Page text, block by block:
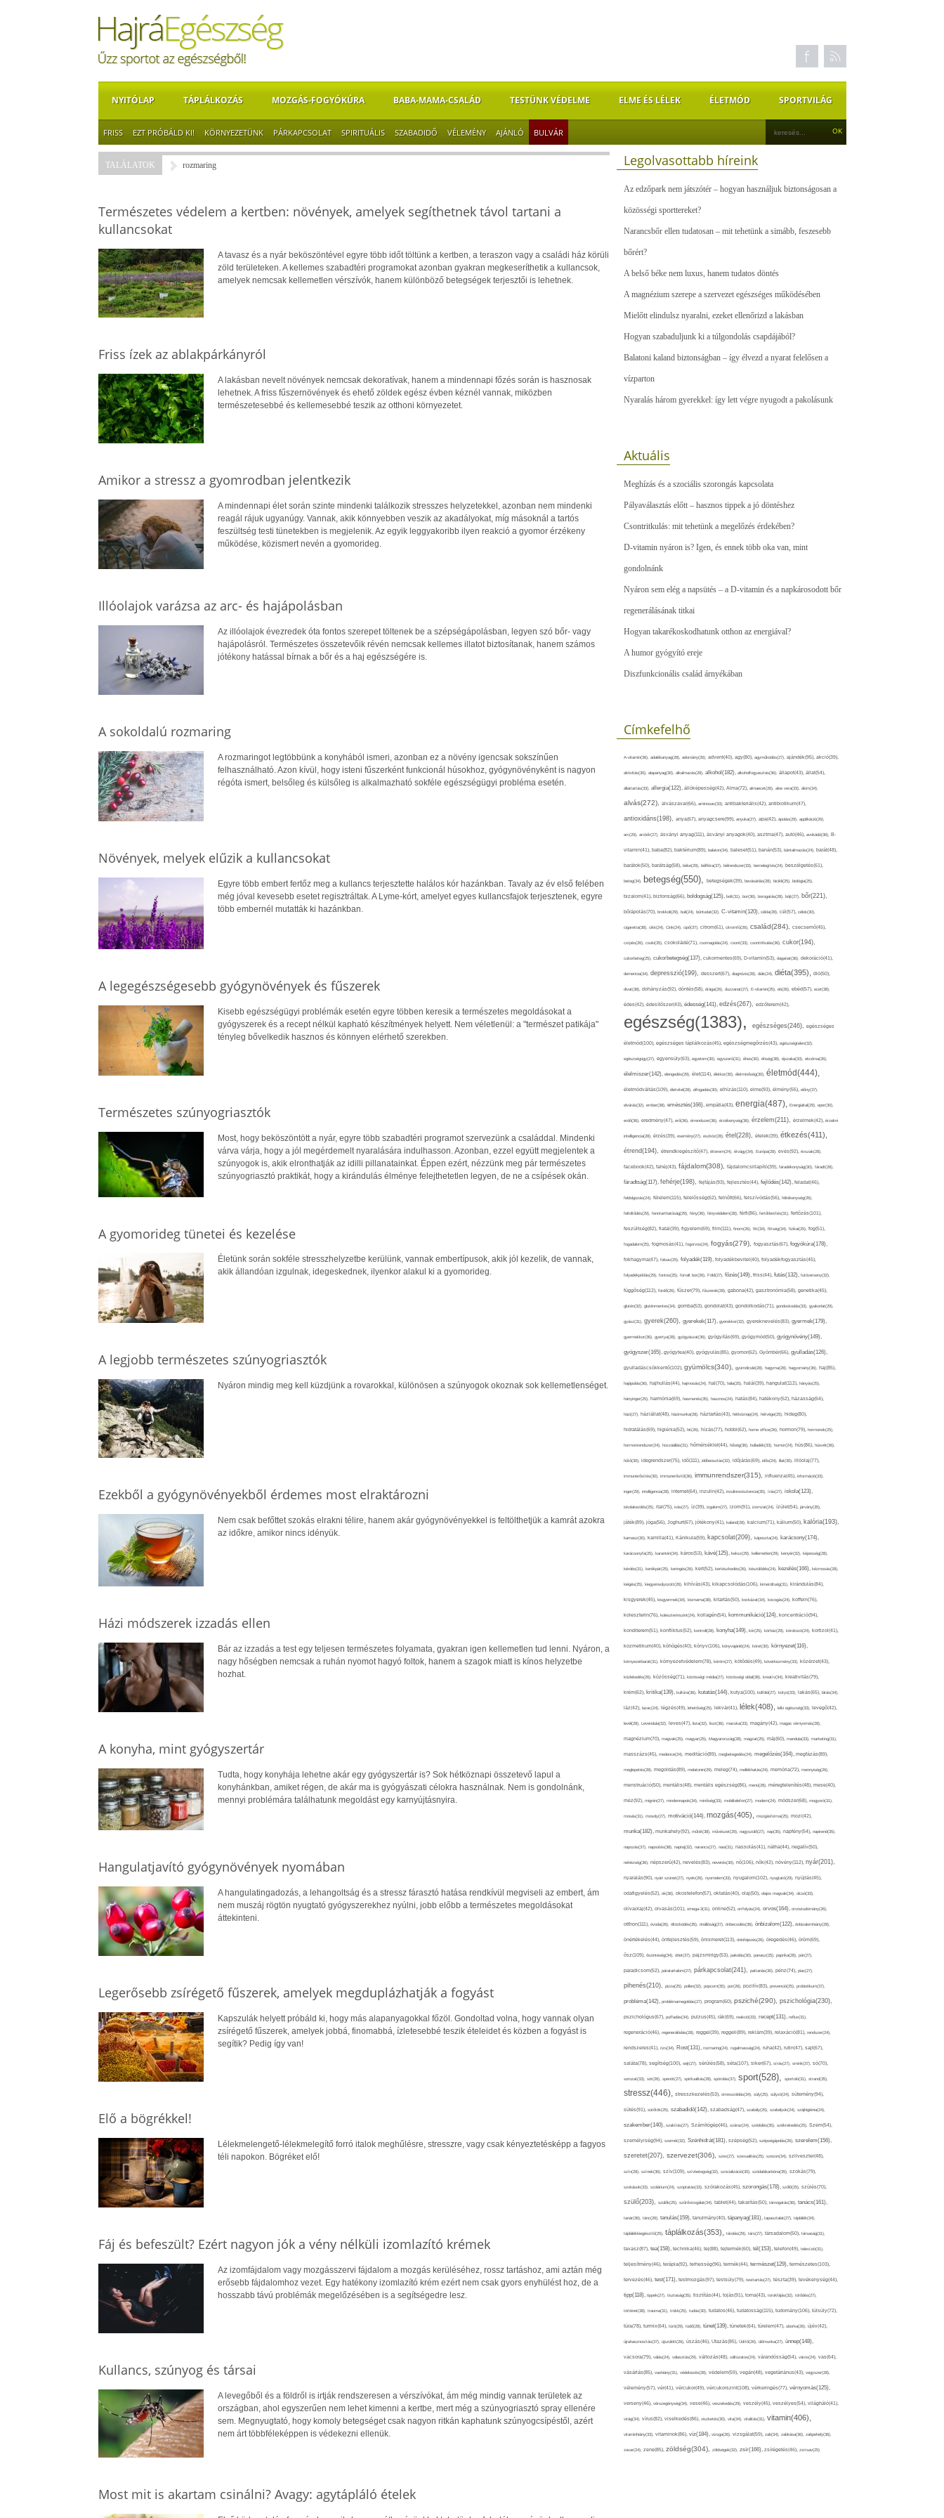
NYITÓLAP TÁPLÁLKOZÁS MOZGÁS-FOGYÓKÚRA BABA-MAMA-CSALÁD TESTÜNK VÉDELME ELME ÉS LÉLEK ÉLETMÓD SPORTVILÁG
FRISS EZT PRÓBÁLD KI! KÖRNYEZETÜNK PÁRKAPCSOLAT SPIRITUÁLIS SZABADIDŐ VÉLEMÉNY AJÁNLÓ BULVÁR
TALÁLATOK rozmaring
Természetes védelem a kertben: növények, amelyek segíthetnek távol tartani a
kullancsokat
A tavasz és a nyár beköszöntével egyre több időt töltünk a kertben, a teraszon vagy a családi ház körüli
zöld területeken. A kellemes szabadtéri programokat azonban gyakran megkeseríthetik a kullancsok,
amelyek nemcsak kellemetlen vérszívók, hanem különböző betegségek terjesztői is lehetnek.
Friss ízek az ablakpárkányról
A lakásban nevelt növények nemcsak dekoratívak, hanem a mindennapi főzés során is hasznosak
lehetnek. A friss fűszernövények és ehető zöldek egész évben kéznél vannak, miközben
természetesebbé és kellemesebbé teszik az otthoni környezetet.
Amikor a stressz a gyomrodban jelentkezik
A mindennapi élet során szinte mindenki találkozik stresszes helyzetekkel, azonban nem mindenki
reagál rájuk ugyanúgy. Vannak, akik könnyebben veszik az akadályokat, míg másoknál a tartós
feszültség testi tünetekben is megjelenik. Az egyik leggyakoribb ilyen reakció a gyomor érzékeny
működése, közismert nevén a gyomorideg.
Illóolajok varázsa az arc- és hajápolásban
Az illóolajok évezredek óta fontos szerepet töltenek be a szépségápolásban, legyen szó bőr- vagy
hajápolásról. Természetes összetevőik révén nemcsak kellemes illatot biztosítanak, hanem számos
jótékony hatással bírnak a bőr és a haj egészségére is.
A sokoldalú rozmaring
A rozmaringot legtöbbünk a konyhából ismeri, azonban ez a növény igencsak sokszínűen
felhasználható. Azon kívül, hogy isteni fűszerként funkcionál húsokhoz, gyógynövényként is nagyon
régóta ismert, belsőleg és külsőleg is alkalmazható sokféle egészségügyi probléma esetén.
Növények, melyek elűzik a kullancsokat
Egyre több embert fertőz meg a kullancs terjesztette halálos kór hazánkban. Tavaly az év első felében
még jóval kevesebb esetet regisztráltak. A Lyme-kórt, amelyet egyes kullancsfajok terjesztenek, egyre
több embernél mutatták ki hazánkban.
A legegészségesebb gyógynövények és fűszerek
Kisebb egészségügyi problémák esetén egyre többen keresik a természetes megoldásokat a
gyógyszerek és a recept nélkül kapható készítmények helyett. Nem véletlenül: a "természet patikája"
tényleg bővelkedik hasznos és könnyen elérhető szerekben.
Természetes szúnyogriasztók
Most, hogy beköszöntött a nyár, egyre több szabadtéri programot szervezünk a családdal. Mindenki
várva várja, hogy a jól megérdemelt nyaralására indulhasson. Azonban, ezzel együtt megjelentek a
szúnyogok is, akik elronthatják az idilli pillanatainkat. Éppen ezért, nézzünk meg pár természetes
szúnyogriasztó praktikát, hogy a kirándulás élménye felejthetetlen legyen, de ne a csípések okán.
A gyomorideg tünetei és kezelése
Életünk során sokféle stresszhelyzetbe kerülünk, vannak embertípusok, akik jól kezelik, de vannak,
akik állandóan izgulnak, idegeskednek, ilyenkor alakul ki a gyomorideg.
A legjobb természetes szúnyogriasztók
Nyáron mindig meg kell küzdjünk a rovarokkal, különösen a szúnyogok okoznak sok kellemetlenséget.
Ezekből a gyógynövényekből érdemes most elraktározni
Nem csak befőttet szokás elrakni télire, hanem akár gyógynövényekkel is feltölthetjük a kamrát azokra
az időkre, amikor nincs idényük.
Házi módszerek izzadás ellen
Bár az izzadás a test egy teljesen természetes folyamata, gyakran igen kellemetlen tud lenni. Nyáron, a
nagy hőségben nemcsak a ruhán nyomot hagyó foltok, hanem a szagok miatt is kínos helyzetbe
hozhat.
A konyha, mint gyógyszertár
Tudta, hogy konyhája lehetne akár egy gyógyszertár is? Sok hétköznapi összetevő lapul a
konyhánkban, amiket régen, de akár ma is gyógyászati célokra használnak. Nem is gondolnánk,
mennyi problémára találhatunk megoldást egy karnyújtásnyira.
Hangulatjavító gyógynövények nyomában
A hangulatingadozás, a lehangoltság és a stressz fárasztó hatása rendkívül megviseli az embert, ám
nem muszáj rögtön nyugtató gyógyszerekhez nyúlni, jobb előbb a természetes megoldásokat
áttekinteni.
Legerősebb zsírégető fűszerek, amelyek megduplázhatják a fogyást
Kapszulák helyett próbáld ki, hogy más alapanyagokkal főzöl. Gondoltad volna, hogy vannak olyan
zsírégető fűszerek, amelyek jobbá, finomabbá, ízletesebbé teszik ételeidet és közben a fogyást is
segítik? Pedig így van!
Elő a bögrékkel!
Lélekmelengető-lélekmelegítő forró italok meghűlésre, stresszre, vagy csak kényeztetésképp a fagyos
téli napokon. Bögréket elő!
Fáj és befeszült? Ezért nagyon jók a vény nélküli izomlazító krémek
Az izomfájdalom vagy mozgásszervi fájdalom a mozgás kerüléséhez, rossz tartáshoz, ami aztán még
erősebb fájdalomhoz vezet. Egy hatékony izomlazító krém ezért nem csak gyors enyhülést hoz, de a
hosszabb távú problémák megelőzésében is a segítségedre lesz.
Kullancs, szúnyog és társai
A levegőből és a földről is irtják rendszeresen a vérszívókat, ám még mindig vannak területek az
országban, ahol egyszerűen nem lehet kimenni a kertbe, mert még a szúnyogriasztó spray ellenére
sem. Megnyugtató, hogy komoly betegséget csak nagyon ritkán kaphatunk szúnyogcsípéstől, azért
nem árt többféleképpen is védekezni ellenük.
Most mit is akartam csinálni? Avagy: agytápláló ételek
Legolvasottabb híreink
Az edzőpark nem játszótér – hogyan használjuk biztonságosan a
közösségi sporttereket?
Narancsbőr ellen tudatosan – mit tehetünk a simább, feszesebb
bőrért?
A belső béke nem luxus, hanem tudatos döntés
A magnézium szerepe a szervezet egészséges működésében
Mielőtt elindulsz nyaralni, ezeket ellenőrizd a lakásban
Hogyan szabaduljunk ki a túlgondolás csapdájából?
Balatoni kaland biztonságban – így élvezd a nyarat felelősen a
vízparton
Nyaralás három gyerekkel: így lett végre nyugodt a pakolásunk
Aktuális
Meghízás és a szociális szorongás kapcsolata
Pályaválasztás előtt – hasznos tippek a jó döntéshez
Csontritkulás: mit tehetünk a megelőzés érdekében?
D-vitamin nyáron is? Igen, és ennek több oka van, mint
gondolnánk
Nyáron sem elég a napsütés – a D-vitamin és a napkárosodott bőr
regenerálásának titkai
Hogyan takarékoskodhatunk otthon az energiával?
A humor gyógyító ereje
Diszfunkcionális család árnyékában
Címkefelhő
A-vitamin(36), adalékanyag(28), adomány(26), advent(40), agy(80), agyműködés(27), ajándék(95), akció(39),
aktivitás(30), alapanyag(30), alkalmazás(28), alkohol(182), alkoholfogyasztás(36), állapot(43), állat(54),
állattartás(33), allergia(122), állóképesség(42), Alma(72), almaecet(26), aloe vera(33), álom(34),
alvás(272), alvászavar(66), aminosav(33), antibakteriális(42), antibiotikum(47),
antioxidáns(198), anya(67), anyagcsere(99), anyuka(27), apa(42), ápolás(29), applikáció(26),
arc(29), arcbőr(27), ásványi anyag(111), ásványi anyagok(40), asztma(47), autó(46), avokádó(36), B-
vitamin(41), baba(82), baktérium(89), balaton(34), baleset(51), banán(53), bántalmazás(24), barát(48),
barátok(50), barátság(58), béke(29), bélflóra(37), bélrendszer(33), bemelegítés(24), beszélgetés(61),
beteg(34), betegség(550), betegségek(39), bevásárlás(28), bicikli(25), biológia(25),
bizalom(41), biztonság(66), boldogság(125), bolt(31), bor(36), borogatás(28), böjt(27), bőr(221),
bőrápolás(70), brokkoli(29), buli(24), bűntudat(32), C-vitamin(120), cékla(28), cél(57), célok(30),
cigaretta(38), cikk(24), Cink(24), cipő(37), citrom(61), citromfű(26), család(284), csecsemő(45),
csípés(26), csoki(35), csokoládé(71), csomagolás(24), csont(33), csontritkulás(36), cukor(194),
cukorbeteg(25), cukorbetegség(137), cukormentes(69), D-vitamin(53), daganat(36), dekoráció(41),
demencia(34), depresszió(199), desszert(67), diagnózis(28), diák(24), diéta(395), dió(50),
divat(38), dohányzás(92), döntés(58), drága(26), duzzanat(27), E-vitamin(25), eb(26), ebéd(57), ecet(38),
édes(42), édesítőszer(43), édesség(141), edzés(267), edzőterem(42),
egészség(1383), egészséges(246), egészséges
életmód(100), egészséges táplálkozás(45), egészségmegőrzés(43), egészségtelen(32),
egészségügy(27), egyensúly(63), egyetem(30), egyszerű(31), éhes(30), éhség(38), éjszaka(33), ekcéma(26),
élelmiszer(142), elengedés(29), élet(114), életkor(30), életminőség(30), életmód(444),
életmódváltás(109), életvitel(28), elfogadás(30), elhízás(110), elme(93), élmény(55), előny(37),
elvárás(32), ember(38), emésztés(166), empátia(43), energia(487), Energiaital(29), eper(30),
erdő(36), eredmény(47), erő(36), érrendszer(36), érzékenység(36), érzelem(211), érzelmek(42), érzelmi
intelligencia(28), érzés(39), esemény(27), eszköz(28), étel(228), ételek(39), étkezés(411),
étrend(194), étrendkiegészítő(47), étterem(24), étvágy(34), Európa(28), evés(92), évszak(28),
facebook(42), fahéj(43), fájdalom(308), fájdalomcsillapító(39), fáradékonyság(30), fáradt(28),
fáradtság(117), fehérje(198), fejfájás(93), fejlesztés(44), fejlődés(142), feladat(46),
feldolgozás(24), félelem(115), felelősség(62), felnőtt(66), felszívódás(56), féltékenység(26),
feltöltődés(29), fenntarthatóság(29), fény(36), fényvédelem(28), férfi(86), fertőtlenítés(31), fertőzés(101),
feszültség(82), fiatal(39), figyelem(69), film(111), finom(26), fitt(34), fittség(34), fizikai(25), fog(51),
fogadalom(25), fogmosás(41), fogorvos(24), fogyás(279), fogyasztás(67), fogyókúra(178),
fokhagyma(47), folsav(25), folyadék(119), folyadékbevitel(40), folyadékfogyasztás(45),
folyadékpótlás(29), fontos(25), forralt bor(26), Föld(27), főzés(149), friss(44), futás(132), futóverseny(32),
függőség(112), fürdő(26), fűszer(79), fűszerek(28), gabona(42), gasztronómia(58), genetika(45),
glutén(32), gluténmentes(34), gomba(53), gondolat(43), gondolkodás(71), gondoskodás(33), gyakorlat(29),
gyász(31), gyerek(260), gyerekek(117), gyerekkor(32), gyereknevelés(83), gyermek(179),
gyermekkor(36), gyertya(28), gyógyászat(36), gyógyítás(69), gyógymód(50), gyógynövény(149),
gyógyszer(165), gyógytea(40), gyógyulás(85), gyomor(62), Gyömbér(66), gyulladás(126),
gyulladáscsökkentő(102), gyümölcs(340), gyümölcslé(28), hagyma(28), hagyomány(36), haj(85),
hajápolás(36), hajhullás(44), hajmosás(24), hal(70), hála(25), halál(39), hangulat(112), hányás(25),
hányinger(25), harmónia(69), hasmenés(35), hasznos(24), hatás(84), hatékony(52), házasság(64),
házi(27), háziállat(48), házimunka(28), háztartás(43), hétköznap(24), hétvége(25), hideg(80),
hidratálás(69), higiénia(52), hit(26), hízás(77), hobbi(62), home office(26), hormon(79), hormonok(25),
hormonrendszer(24), hozzáállás(31), hőmérséklet(44), hőség(36), hulladék(33), humor(24), hús(86), húsvét(36),
hűtő(30), idegrendszer(75), idő(111), időbeosztás(32), időjárás(69), idős(24), illat(30), illóolaj(77),
immunerősítés(30), immunerősítő(36), immunrendszer(315), influenza(45), információ(33),
inger(29), intelligencia(28), internet(64), inzulin(42), inzulinrezisztencia(35), írás(27), iskola(123),
iskolakezdés(25), ital(75), ivás(27), íz(39), izgalom(27), izom(91), izomzat(24), ízület(54), járvány(35),
játék(89), jóga(56), Joghurt(67), jótékony(41), kaland(28), kalcium(71), kálium(50), kalória(193),
kamasz(30), kamilla(41), Kánikula(59), kapcsolat(209), káposzta(24), karácsony(174),
karácsonyfa(25), karantén(34), káros(53), kávé(125), keksz(29), kellemetlen(29), kenyér(32), képesség(28),
kérdés(31), kerékpár(25), keringés(26), kert(52), kertészkedés(26), készülődés(24), kezelés(166), kézmosás(28),
kiégés(25), kiegyensúlyozott(26), kihívás(43), kikapcsolódás(106), kimerültség(31), kirándulás(84),
kisgyerek(45), kisgyermek(34), kismama(38), kitartás(50), kockázat(34), kocogás(24), koffein(76),
koleszterin(76), koleszterinszint(24), kollagén(54), kommunikáció(124), koncentráció(94),
konditerem(51), konfliktus(52), kontroll(28), konyha(149), kór(25), kórház(29), kórokozó(24), kortizol(41),
kozmetikum(40), köhögés(40), könyv(106), könyvajánló(24), köret(30), környezet(116),
környezetbarát(31), környezetvédelem(78), köröm(27), kötődés(49), következmény(33), közérzet(43),
közlekedés(26), közösség(71), közösségi média(27), közösségi oldal(38), kreatív(34), kreativitás(79),
krém(62), kritika(139), kultúra(36), kutatás(144), kutya(100), külföld(27), kütyü(33), lakás(65), látás(34),
láz(42), lazac(24), légzés(49), lehetőség(25), lekvár(41), lélek(408), lelki egészség(33), levegő(42),
levél(28), Levendula(32), leves(47), lista(32), liszt(36), macska(33), magány(42), magas vérnyomás(28),
magnézium(70), magvak(25), magyar(25), Magyarország(28), magzat(25), máj(60), mandula(33), marketing(31),
masszázs(45), medence(24), meditáció(89), megbetegedés(24), megelőzés(164), megfázás(89),
meglepetés(28), megoldás(89), melatonin(29), meleg(74), mellékhatás(24), memória(72), mennyiség(26),
menstruáció(50), mentális(48), mentális egészség(86), menü(28), méregtelenítés(48), mese(40),
méz(92), migrén(27), mindennapok(34), minőség(33), mobiltelefon(27), modern(24), módszer(68), mogyoró(31),
mosás(31), mosoly(27), motiváció(144), mozgás(405), mozgásforma(25), mozi(42),
munka(182), munkahely(92), műtét(38), művészet(29), nagyszülő(27), nap(35), napfény(54), napirend(35),
napozás(37), napsütés(38), naptej(32), narancs(27), nasi(31), nassolás(41), nátha(44), negatív(50),
nehézség(36), népszerű(42), nevelés(83), nevetés(30), nő(106), nők(42), növény(112), nyár(201),
nyaralás(90), nyári szünet(27), nyelv(26), nyomelem(33), nyugalom(102), nyugtató(29), nyújtás(45),
odafigyelés(52), ok(36), okostelefon(57), oktatás(40), olaj(50), olajos magvak(34), olcsó(33),
olívaolaj(42), olvasás(101), omega-3(31), online(52), orrfolyás(24), orvos(164), orvostudomány(26),
otthon(111), óvoda(26), öltözködés(35), önállóság(27), önbecsülés(36), önbizalom(122), önbizalomhiány(28),
önértékelés(44), önfejlesztés(59), önismeret(113), önkifejezés(26), öregedés(46), öröm(69),
ősz(109), őszinteség(34), ötlet(37), pajzsmirigy(53), pakolás(30), panasz(25), paprika(28), pár(27),
paradicsom(52), páratartalom(27), párkapcsolat(241), pattanás(30), pénz(74), piac(27),
pihenés(210), pizza(25), pollen(32), popcorn(35), por(26), pozitív(83), prevenció(25), probiotikum(37),
probléma(142), problémamegoldás(27), program(60), psziché(290), pszichológia(230),
pszichológus(67), puffadás(34), pulzus(45), rák(69), reakció(33), recept(131), reflux(31),
regeneráció(46), regenerálódás(28), reggel(39), reggeli(89), reklám(39), relaxáció(81), rendszer(24),
rendszeres(41), rizs(34), Rost(131), rozmaring(24), rugalmasság(24), ruha(42), rutin(47), sajt(67),
saláta(78), segítség(100), sejt(27), sérülés(58), séta(107), siker(67), sírás(27), smink(37), só(70),
sorozat(33), sör(26), spenót(27), spiritualitás(28), spórolás(37), sport(528), sportoló(31), strand(35),
stressz(446), stresszkezelés(53), stresszoldás(34), súly(25), súlyzó(24), sütemény(94),
sütés(91), sütőtök(25), szabadidő(142), szabadság(47), szabály(25), szabályok(24), szájhigiénia(24),
szakember(140), szakítás(27), Számítógép(46), száraz(24), szédülés(35), székrekedés(25), Szem(54),
személyiség(94), szemét(32), Szénhidrát(181), szépség(52), szépségápolás(26), szerelem(156),
szeretet(207), szervezet(306), szex(27), szexualitás(25), szezon(34), szilveszter(48),
szín(28), színek(36), szív(109), szívbetegség(32), szocializáció(30), szódabikarbóna(35), szokás(79),
szokások(33), szolárium(24), szoptatás(33), szórakozás(45), szorongás(178), szőlő(25), szülés(70),
szülő(203), szülők(25), szűrővizsgálat(34), tablet(44), takarítás(50), támogatás(36), tanács(161),
tanár(36), tánc(26), tanulás(159), tanulmány(40), tápanyag(181), tapasztalat(27), táplálék(34),
táplálékkiegészítő(25), táplálkozás(353), tárolás(29), társ(27), társadalom(50), társaság(31),
tavasz(87), tea(158), technika(46), tej(88), tejtermék(60), tél(153), telefon(49), televízió(31),
teljesítmény(46), terápia(92), terhesség(96), termék(44), természet(129), természetes(103),
tervezés(46), test(171), testmozgás(97), testsúly(79), testtartás(27), tészta(39), tevékenység(44),
tipp(118), tippek(27), tisztaság(35), tisztítás(44), tojás(91), torna(43), torokfájás(32), törődés(27),
történet(38), trauma(31), trükk(25), tudás(30), tudatos(46), tudatosság(115), tudomány(106), túlsúly(72),
túra(78), turmix(64), túró(29), tüdő(28), tünet(139), tünetek(64), türelem(47), uborka(26), újév(42),
újrahasznosítás(37), újszülött(26), úszás(46), Utazás(85), Üdítő(26), ülőmunka(27), ünnep(148),
vacsora(79), válás(24), választás(29), változás(48), változatos(24), várandósság(54), város(24), vas(64),
vásárlás(85), vashiány(31), védekezés(28), védelem(59), vegán(48), vegetáriánus(43), vegyszer(28),
vélemény(57), vér(41), vércukor(49), vércukorszint(108), vérkeringés(77), vérnyomás(125),
verseny(46), vérszegénység(34), vese(46), veszekedés(29), veszély(45), veszélyes(54), világháló(41),
virág(34), vírus(82), viselkedés(86), viszketés(30), vita(34), vitalitás(31), vitamin(406),
vitaminhiány(33), vitaminok(86), víz(184), vizsga(26), vizsgálat(59), zab(34), zabkása(36), zabpehely(36),
zavar(24), zene(85), zöldség(304), zöldségek(32), zsír(166), zsírégetés(46), zsírsav(25)